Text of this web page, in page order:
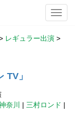
レギュラー出演 >
TV」
奈川 | 三村ロンド |